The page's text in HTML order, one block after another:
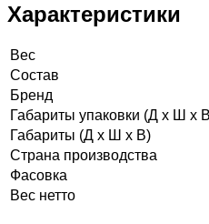
Характеристики
Вес
Состав
Бренд
Габариты упаковки (Д х Ш х
Габариты (Д х Ш х В)
Страна производства
Фасовка
Вес нетто